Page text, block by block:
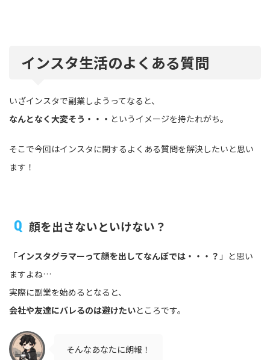
インスタ生活のよくある質問
いざインスタで副業しようってなると、
なんとなく大変そう・・・ というイメージを持たれがち。
そこで今回はインスタに関するよくある質問を解決したいと思い
ます！
顔を出さないといけない？
「インスタグラマーって顔を出してなんぼでは・・・？ 」と思い
ますよね…
実際に副業を始めるとなると、
会社や友達にバレるのは避けたいところです。
そんなあなたに朗報！